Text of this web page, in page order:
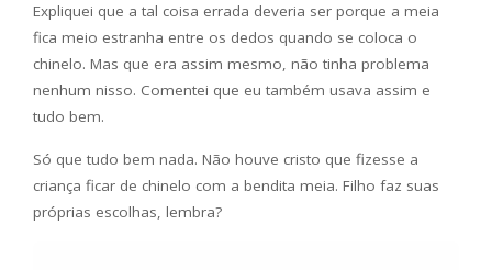
Expliquei que a tal coisa errada deveria ser porque a meia
fica meio estranha entre os dedos quando se coloca o
chinelo. Mas que era assim mesmo, não tinha problema
nenhum nisso. Comentei que eu também usava assim e
tudo bem.
Só que tudo bem nada. Não houve cristo que fizesse a
criança ficar de chinelo com a bendita meia. Filho faz suas
próprias escolhas, lembra?